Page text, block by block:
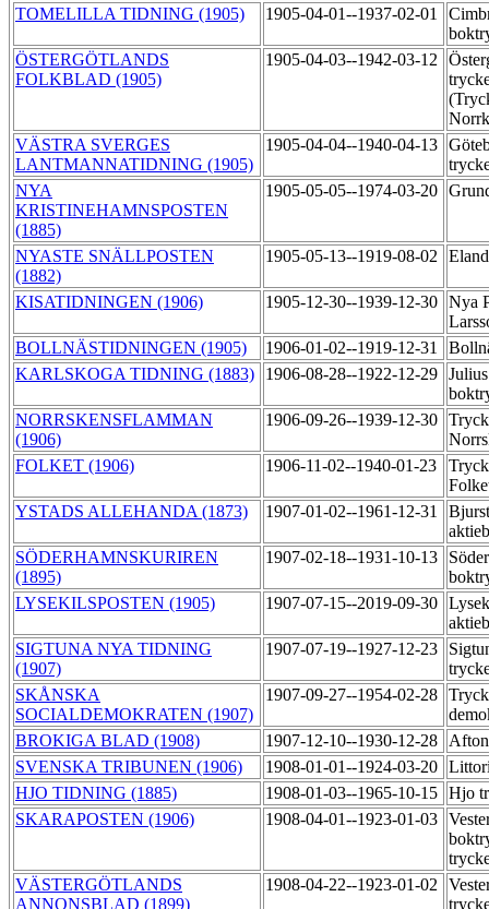
TOMELILLA TIDNING (1905) 1905-04-01--1937-02-01
ÖSTERGÖTLANDS
FOLKBLAD (1905)
1905-04-03--1942-03-12
VÄSTRA SVERGES
LANTMANNATIDNING (1905)
1905-04-04--1940-04-13
NYA
KRISTINEHAMNSPOSTEN
(1885)
1905-05-05--1974-03-20
NYASTE SNÄLLPOSTEN
(1882)
1905-05-13--1919-08-02
KISATIDNINGEN (1906) 1905-12-30--1939-12-30 Nya
BOLLNÄSTIDNINGEN (1905)
1906-01-02--1919-12-31
KARLSKOGA TIDNING (1883)
1906-08-28--1922-12-29
NORRSKENSFLAMMAN
(1906)
1906-09-26--1939-12-30
FOLKET (1906)
1906-11-02--1940-01-23
YSTADS ALLEHANDA (1873)
1907-01-02--1961-12-31
SÖDERHAMNSKURIREN
(1895)
1907-02-18--1931-10-13
LYSEKILSPOSTEN (1905)
1907-07-15--2019-09-30
SIGTUNA NYA TIDNING
(1907)
1907-07-19--1927-12-23
SKÅNSKA
SOCIALDEMOKRATEN (1907)
1907-09-27--1954-02-28
BROKIGA BLAD (1908)
1907-12-10--1930-12-28
SVENSKA TRIBUNEN (1906)
1908-01-01--1924-03-20
HJO TIDNING (1885)
1908-01-03--1965-10-15 Hjo
SKARAPOSTEN (1906)
1908-04-01--1923-01-03
VÄSTERGÖTLANDS
ANNONSBLAD (1899)
1908-04-22--1923-01-02